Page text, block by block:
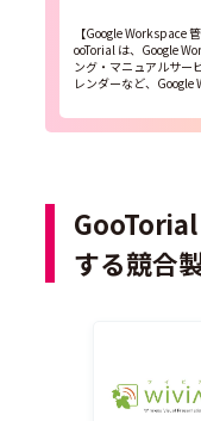
【Google Workspace
ooTorial は、Google
ング・マニュアルサービスです。 Gmail 、Google
レンダーなど、Google
GooTorial
する競合